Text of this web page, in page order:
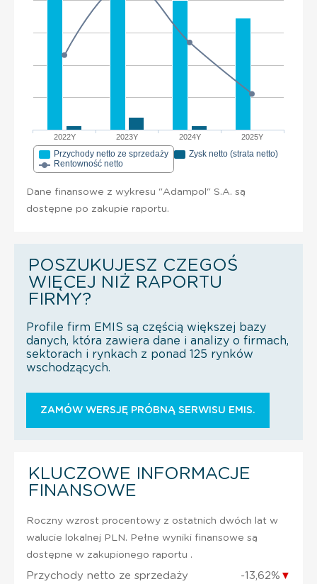
2022Y 2023Y 2024Y 2025Y
Przychody netto ze sprzedaży
Zysk netto (strata netto)
Rentowność netto
Dane finansowe z wykresu "Adampol" S.A. są
dostępne po zakupie raportu.
POSZUKUJESZ CZEGOŚ
WIĘCEJ NIŻ RAPORTU
FIRMY?
Profile firm EMIS są częścią większej bazy
danych, która zawiera dane i analizy o firmach,
sektorach i rynkach z ponad 125 rynków
wschodzących.
ZAMÓW WERSJĘ PRÓBNĄ SERWISU EMIS.
KLUCZOWE INFORMACJE
FINANSOWE
Roczny wzrost procentowy z ostatnich dwóch lat w
walucie lokalnej PLN. Pełne wyniki finansowe są
dostępne w zakupionego raportu .
Przychody netto ze sprzedaży -13,62% ▼